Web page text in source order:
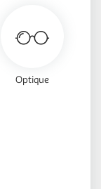
Optique